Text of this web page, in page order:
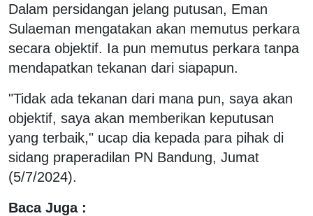
Dalam persidangan jelang putusan, Eman
Sulaeman mengatakan akan memutus perkara
secara objektif. Ia pun memutus perkara tanpa
mendapatkan tekanan dari siapapun.
"Tidak ada tekanan dari mana pun, saya akan
objektif, saya akan memberikan keputusan
yang terbaik," ucap dia kepada para pihak di
sidang praperadilan PN Bandung, Jumat
(5/7/2024).
Baca Juga :